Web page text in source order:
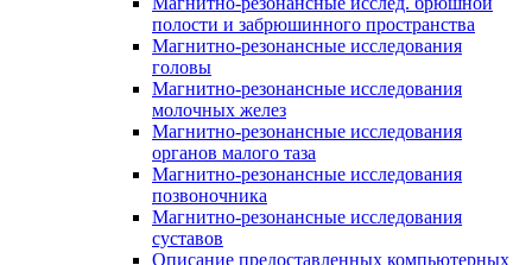
полости и забрюшинного пространства
Магнитно-резонансные исследования
головы
Магнитно-резонансные исследования
молочных желез
Магнитно-резонансные исследования
органов малого таза
Магнитно-резонансные исследования
позвоночника
Магнитно-резонансные исследования
суставов
Описание предоставленных компьютерных